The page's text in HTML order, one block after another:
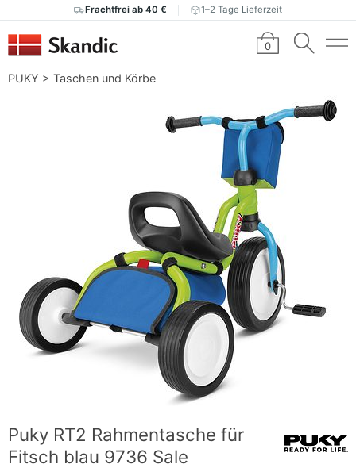
Frachtfrei ab 40 € 1–2 Tage Lieferzeit
0
PUKY > Taschen und Körbe
Puky RT2 Rahmentasche für
Fitsch blau 9736 Sale